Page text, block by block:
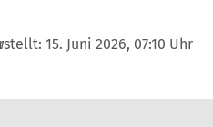
15. Juni 2026, 07:10 Uhr